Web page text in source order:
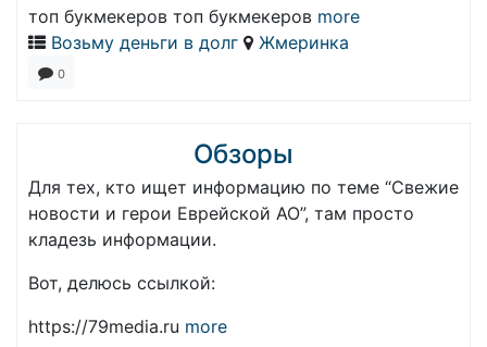
топ букмекеров топ букмекеров more
Возьму деньги в долг
Жмеринка
0
Обзоры
Для тех, кто ищет информацию по теме “Свежие
новости и герои Еврейской АО”, там просто
кладезь информации.
Вот, делюсь ссылкой:
https://79media.ru more